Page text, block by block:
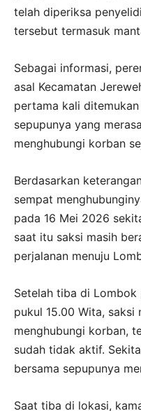
telah diperiksa
tersebut termasuk
Sebagai informasi,
asal Kecamatan
pertama kali
sepupunya yang
menghubungi korban
Berdasarkan
sempat
pada 16 Mei 2026
saat itu saksi masih
perjalanan menuju
Setelah tiba di
pukul 15.00 Wita, saksi
menghubungi korban,
sudah tidak aktif.
bersama sepupunya
Saat tiba di lokasi,